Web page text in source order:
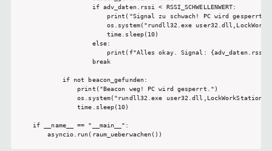
                if adv_daten.rssi < RSSI_SCHWELLENWERT:
print("Signal zu schwach! PC wird
os.system("rundll32.exe
                    time.sleep(10)
                else:
print(f"Alles okay. Signal: {adv_daten.rssi}
                break
        if not beacon_gefunden:
            print("Beacon weg! PC wird gesperrt.")
            os.system("rundll32.exe user32.dll,LockWorkStation")
            time.sleep(10)
if __name__ == "__main__":
    asyncio.run(raum_ueberwachen())